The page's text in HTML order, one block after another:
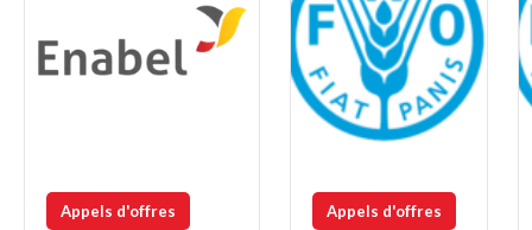
Appels d'offres Appels d'offres